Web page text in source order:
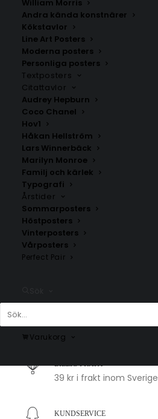
William Morris
Andra kända konstnärer
Kökstavlor
Line Art Posters
Moderna posters
Personliga posters
Textposters
Citattavlor
Audrey Hepburn
Coco Chanel
Hov1
Håkan Hellström
Lars Winnerbäck
Marilyn Monroe
Familj och kärlek
Typografi
Årstider
Sommarposters
Höstposters
Vinterposters
Vårposters
Perfect Pair
Varukorg
Viksjöfors
Fr. 200.00kr
Iggesund
Fr.200.00
1-2 arbetsdagar
BILLIG FRAKT
39 kr i frakt inom Sverige
KUNDSERVICE